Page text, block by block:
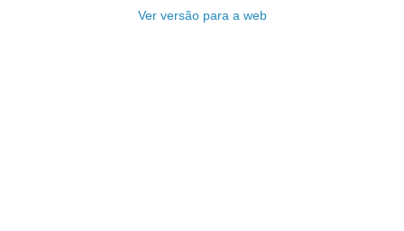
Ver versão para a web